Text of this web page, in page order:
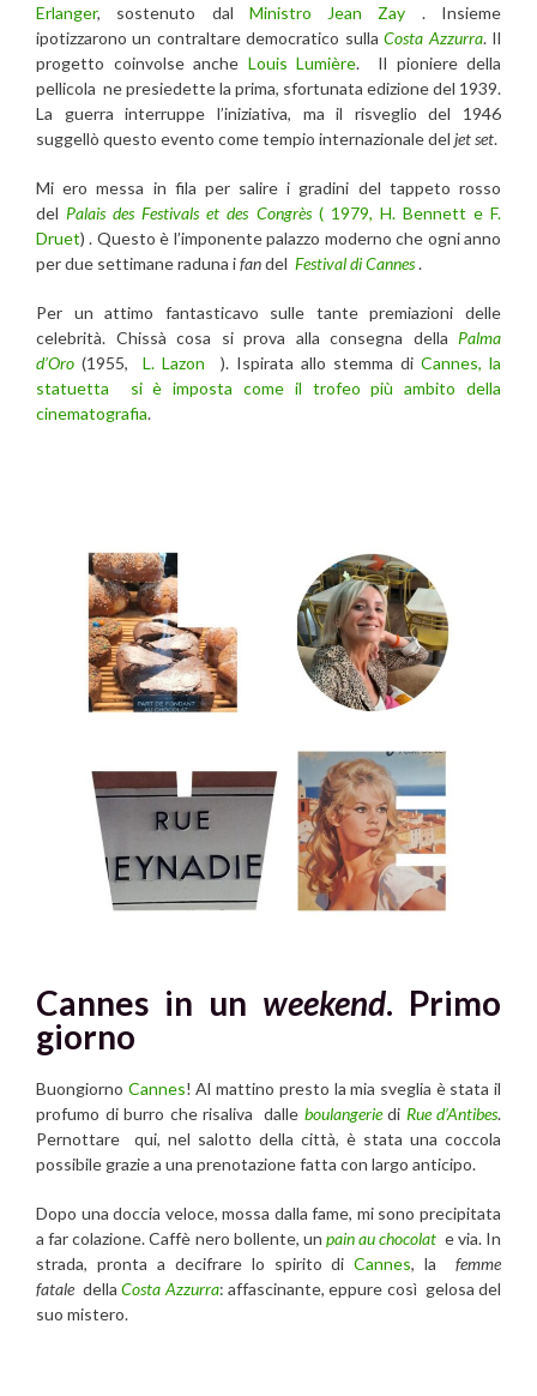
Erlanger, sostenuto dal Ministro Jean Zay . Insieme
ipotizzarono un contraltare democratico sullaCosta Azzurra. Il
progetto coinvolse anche Louis Lumière. Il pioniere della
pellicola ne presiedette la prima, sfortunata edizione del 1939.
La guerra interruppe l’iniziativa, ma il risveglio del 1946
suggellò questo evento come tempio internazionale del jet set.
Mi ero messa in fila per salire i gradini del tappeto rosso
del Palais des Festivals et des Congrès ( 1979, H. Bennett e F.
Druet) . Questo è l’imponente palazzo moderno che ogni anno
per due settimane raduna ifandel Festival di Cannes.
Per un attimo fantasticavo sulle tante premiazioni delle
celebrità. Chissà cosa si prova alla consegna della Palma
d’Oro (1955, L. Lazon ). Ispirata allo stemma di Cannes, la
statuetta si è imposta come il trofeo più ambito della
cinematografia.
Cannes in un weekend. Primo
giorno
Buongiorno Cannes! Al mattino presto la mia sveglia è stata il
profumo di burro che risaliva dalle boulangeriedi Rue d’Antibes.
Pernottare qui, nel salotto della città, è stata una coccola
possibile grazie a una prenotazione fatta con largo anticipo.
Dopo una doccia veloce, mossa dalla fame, mi sono precipitata
a far colazione. Caffè nero bollente, unpain au chocolat e via. In
strada, pronta a decifrare lo spirito diCannes, lafemme
fatale dellaCosta Azzurra: affascinante, eppure così gelosa del
suo mistero.